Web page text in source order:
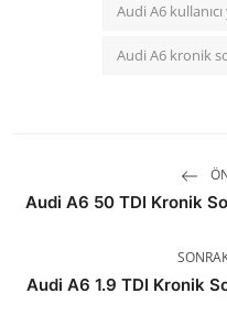
Audi A6
Audi A6 kronik
Audi A6 50 TDI Kronik
Audi A6 1.9 TDI Kronik